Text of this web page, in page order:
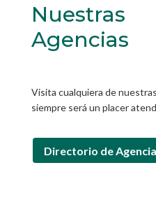
Nuestras
Agencias
Visita cualquiera de
siempre será un placer
Directorio de